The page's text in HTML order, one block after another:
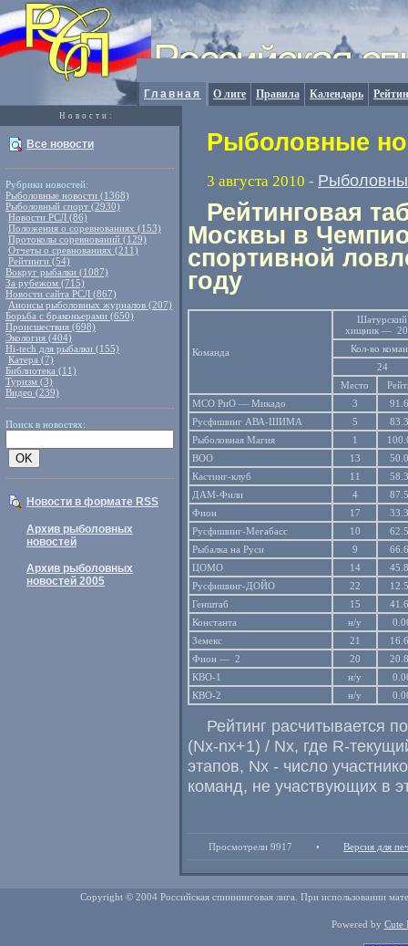
Главная О лиге Правила Календарь
Новости:
Все новости
Рубрики новостей:
Рыболовные новости (1368)
Рыболовный спорт (2930)
Новости РСЛ (86)
Положения о соревнованиях (153)
Протоколы соревнований (129)
Отчеты о сревнованиях (211)
Рейтинги (54)
Вокруг рыбалки (1087)
За рубежом (715)
Новости сайта РСЛ (867)
Анонсы рыболовных журналов (207)
Борьба с браконьерами (650)
Происшествия (698)
Экология (404)
Hi-tech для рыбалки (155)
Катера (7)
Библиотека (11)
Туризм (3)
Видео (239)
Поиск в новостях:
Новости в формате RSS
Архив рыболовных
новостей
Архив рыболовных
новостей 2005
Рыболовные
3 августа 2010 -
Рейтинговая
Москвы в
спортивной
году
Команда
Шатурский
хищник —
Кол-во
24
Место
МСО РиО — Микадо
3
Русфишинг АВА-ШИМА
5
Рыболовная Магия
1
ВОО
13
Кастинг-клуб
11
ДАМ-Фили
4
Фион
17
Русфишинг-Мегабасс
10
Рыбалка на Руси
9
ЦОМО
14
Русфишинг-ДОЙО
22
Генштаб
15
Константа
н/у
Земекс
21
Фион — 2
20
КВО-1
н/у
КВО-2
н/у
Рейтинг расчитывается
(Nx-nx+1) / Nx, где R-
этапов, Nx - число
команд, не участвующих в
Просмотрели 9917 • Версия для
Copyright © 2004 Российская спиннинговая лига. При использовании
Powered by Cute